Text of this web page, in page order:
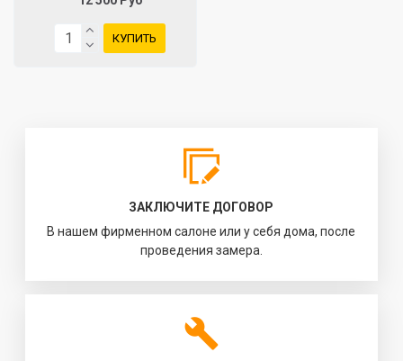
КУПИТЬ
ЗАКЛЮЧИТЕ ДОГОВОР
В нашем фирменном салоне или у себя дома, после
проведения замера.